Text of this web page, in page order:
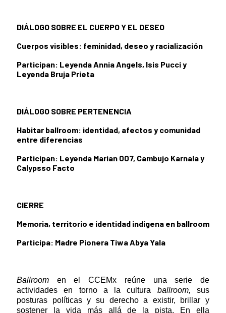
DIÁLOGO SOBRE EL CUERPO Y EL DESEO
Cuerpos visibles: feminidad, deseo y racialización
Participan: Leyenda Annia Angels, Isis Pucci y
Leyenda Bruja Prieta
DIÁLOGO SOBRE PERTENENCIA
Habitar ballroom: identidad, afectos y comunidad
entre diferencias
Participan: Leyenda Marian 007, Cambujo Karnala y
Calypsso Facto
CIERRE
Memoria, territorio e identidad indígena en ballroom
Participa: Madre Pionera Tiwa Abya Yala
Ballroom en el CCEMx reúne una serie de
actividades en torno a la cultura ballroom, sus
posturas políticas y su derecho a existir, brillar y
sostener la vida más allá de la pista. En ella